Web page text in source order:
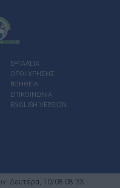
ΕΡΓΑΛΕΙΑ
ΟΡΟΙ ΧΡΗΣΗΣ
ΒΟΗΘΕΙΑ
ΕΠΙΚΟΙΝΩΝΙΑ
ENGLISH VERSION
Δευτέρα, 10/08 08:33